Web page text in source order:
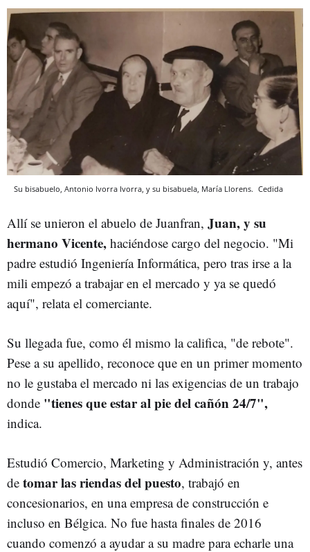
Su bisabuelo, Antonio Ivorra Ivorra, y su bisabuela, María Llorens. Cedida
Allí se unieron el abuelo de Juanfran, Juan, y su
hermano Vicente, haciéndose cargo del negocio. "Mi
padre estudió Ingeniería Informática, pero tras irse a la
mili empezó a trabajar en el mercado y ya se quedó
aquí", relata el comerciante.
Su llegada fue, como él mismo la califica, "de rebote".
Pese a su apellido, reconoce que en un primer momento
no le gustaba el mercado ni las exigencias de un trabajo
donde "tienes que estar al pie del cañón 24/7",
indica.
Estudió Comercio, Marketing y Administración y, antes
de tomar las riendas del puesto, trabajó en
concesionarios, en una empresa de construcción e
incluso en Bélgica. No fue hasta finales de 2016
cuando comenzó a ayudar a su madre para echarle una